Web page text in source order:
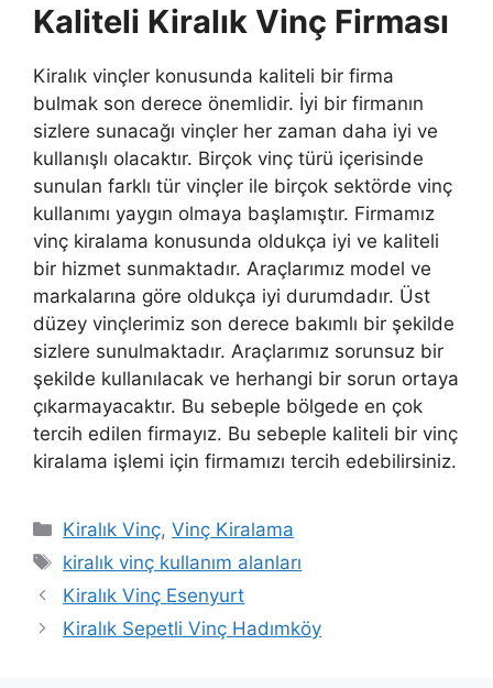
Kaliteli Kiralık Vinç Firması
Kiralık vinçler konusunda kaliteli bir firma
bulmak son derece önemlidir. İyi bir firmanın
sizlere sunacağı vinçler her zaman daha iyi ve
kullanışlı olacaktır. Birçok vinç türü içerisinde
sunulan farklı tür vinçler ile birçok sektörde vinç
kullanımı yaygın olmaya başlamıştır. Firmamız
vinç kiralama konusunda oldukça iyi ve kaliteli
bir hizmet sunmaktadır. Araçlarımız model ve
markalarına göre oldukça iyi durumdadır. Üst
düzey vinçlerimiz son derece bakımlı bir şekilde
sizlere sunulmaktadır. Araçlarımız sorunsuz bir
şekilde kullanılacak ve herhangi bir sorun ortaya
çıkarmayacaktır. Bu sebeple bölgede en çok
tercih edilen firmayız. Bu sebeple kaliteli bir vinç
kiralama işlemi için firmamızı tercih edebilirsiniz.
Kategoriler
Kiralık Vinç,Vinç Kiralama
Etiketler
kiralık vinç kullanım alanları
Kiralık Vinç Esenyurt
Kiralık Sepetli Vinç Hadımköy